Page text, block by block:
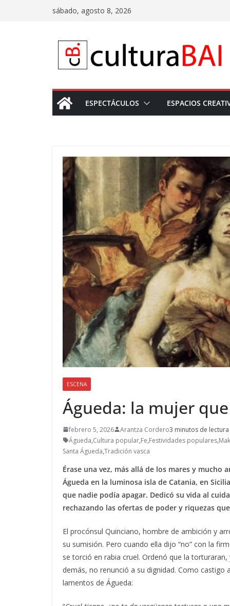
sábado, agosto 8, 2026
ESPECTÁCULOS ESPACIOS
ESCENA
Águeda: la mujer
febrero 5, 2026 Arantza Cordero3 minutos de lectura
Águeda,Cultura popular,Fe,Festividades populares,
Santa Águeda,Tradición vasca
Érase una vez, más allá de los mares y mucho
Águeda en la luminosa isla de Catania, en
que nadie podía apagar. Dedicó su vida al
rechazando las ofertas de poder y riquezas
El procónsul Quinciano, hombre de ambición y
su sumisión. Pero cuando ella dijo “no” con la
se torció en rabia cruel. Ordenó que la
demás, no renunció a su dignidad. Como
lamentos de Águeda: